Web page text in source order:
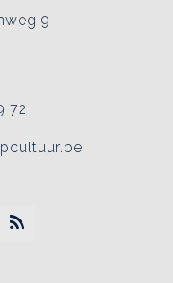
9
72